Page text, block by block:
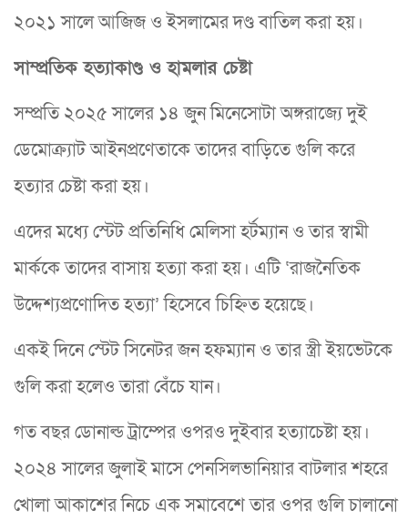
২০২১ সালে আজিজ ও ইসলামের দণ্ড বাতিল করা হয়।
সাম্প্রতিক হত্যাকাণ্ড ও হামলার চেষ্টা
সম্প্রতি ২০২৫ সালের ১৪ জুন মিনেসোটা অঙ্গরাজ্যে দুই
ডেমোক্র্যাট আইনপ্রণেতাকে তাদের বাড়িতে গুলি করে
হত্যার চেষ্টা করা হয়।
এদের মধ্যে স্টেট প্রতিনিধি মেলিসা হর্টম্যান ও তার স্বামী
মার্ককে তাদের বাসায় হত্যা করা হয়। এটি ‘রাজনৈতিক
উদ্দেশ্যপ্রণোদিত হত্যা’ হিসেবে চিহ্নিত হয়েছে।
একই দিনে স্টেট সিনেটর জন হফম্যান ও তার স্ত্রী ইয়ভেটকে
গুলি করা হলেও তারা বেঁচে যান।
গত বছর ডোনাল্ড ট্রাম্পের ওপরও দুইবার হত্যাচেষ্টা হয়।
২০২৪ সালের জুলাই মাসে পেনসিলভানিয়ার বাটলার শহরে
খোলা আকাশের নিচে এক সমাবেশে তার ওপর গুলি চালানো